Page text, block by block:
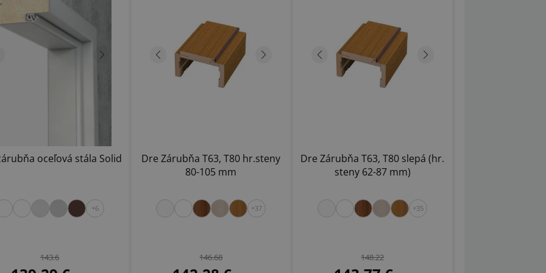
oceľová stála Solid
+6
143.6
Dre Zárubňa T63, T80 hr.steny
80-105 mm
+37
146.68
Dre Zárubňa T63, T80 slepá (hr.
steny 62-87 mm)
+35
148.22